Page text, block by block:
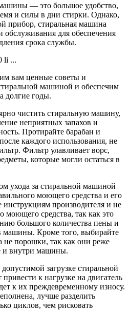
— это большое удобство,
и силы в дни стирки. Однако,
прибор, стиральная машина
обслуживания для обеспечения
срока службы.
вам ценные советы и
машиной и обеспечим
долгие годы.
чистить стиральную машину,
неприятных запахов и
Протирайте барабан и
каждого использования, не
Фильтр улавливает ворс,
которые могли остаться в
ухода за стиральной машиной
моющего средства и его
инструкциям производителя и не
моющего средства, так как это
большого количества пены и
Кроме того, выбирайте
порошки, так как они реже
и внутри машины.
загрузке стиральной
к нагрузке на двигатель
к их преждевременному износу.
лучше разделить
циклов, чем рисковать